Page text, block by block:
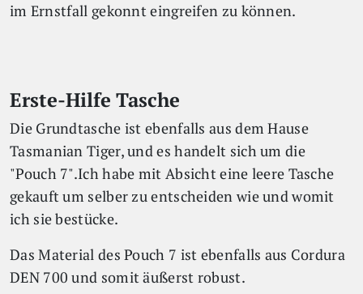
im Ernstfall gekonnt eingreifen zu können.
Erste-Hilfe Tasche
Die Grundtasche ist ebenfalls aus dem Hause
Tasmanian Tiger, und es handelt sich um die
"Pouch 7".Ich habe mit Absicht eine leere Tasche
gekauft um selber zu entscheiden wie und womit
ich sie bestücke.
Das Material des Pouch 7 ist ebenfalls aus Cordura
DEN 700 und somit äußerst robust.